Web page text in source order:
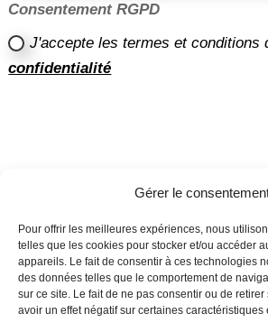
Gérer le
Pour offrir les meilleures expériences, nous
telles que les cookies pour stocker et/ou accéder
appareils. Le fait de consentir à ces technologies
des données telles que le comportement de
sur ce site. Le fait de ne pas consentir ou de
avoir un effet négatif sur certaines caractéristiques
Consentement RGPD
J'accepte les termes et conditions
confidentialité